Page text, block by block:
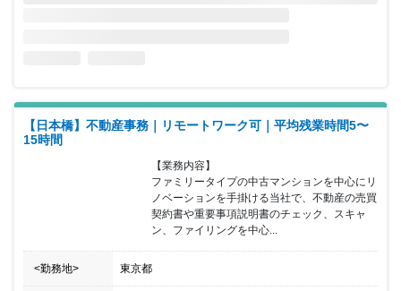
【日本橋】不動産事務｜リモートワーク可｜平均残業時間5〜
15時間
【業務内容】
ファミリータイプの中古マンションを中心にリ
ノベーションを手掛ける当社で、不動産の売買
契約書や重要事項説明書のチェック、スキャ
ン、ファイリングを中心...
<勤務地> 東京都